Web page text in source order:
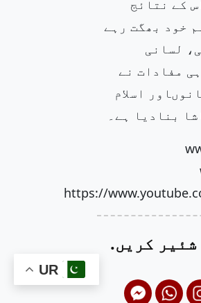
کے نتائج
خود بھگت رہے
لسانی
مفادات نے
اسلام
بنادیا ہے۔
https://
شئیر کریں.
UR